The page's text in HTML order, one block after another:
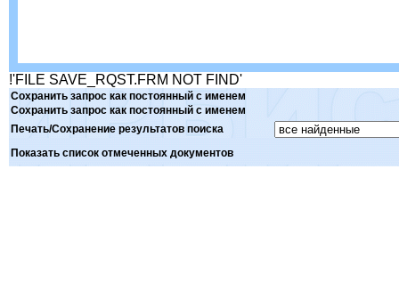
!'FILE SAVE_RQST.FRM NOT FIND'
Сохранить запрос как постоянный с именем
Сохранить запрос как постоянный с именем
Печать/Сохранение результатов поиска
Показать список отмеченных документов